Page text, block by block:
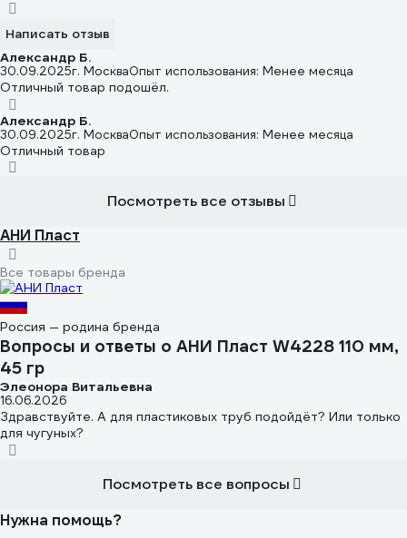
Написать отзыв
Александр Б.
30.09.2025г. МоскваОпыт использования: Менее месяца
Отличный товар подошёл.
Александр Б.
30.09.2025г. МоскваОпыт использования: Менее месяца
Отличный товар
Посмотреть все отзывы
АНИ Пласт
Все товары бренда
Россия — родина бренда
Вопросы и ответы о АНИ Пласт W4228 110 мм,
45 гр
Элеонора Витальевна
16.06.2026
Здравствуйте. А для пластиковых труб подойдёт? Или только
для чугуных?
Посмотреть все вопросы
Нужна помощь?